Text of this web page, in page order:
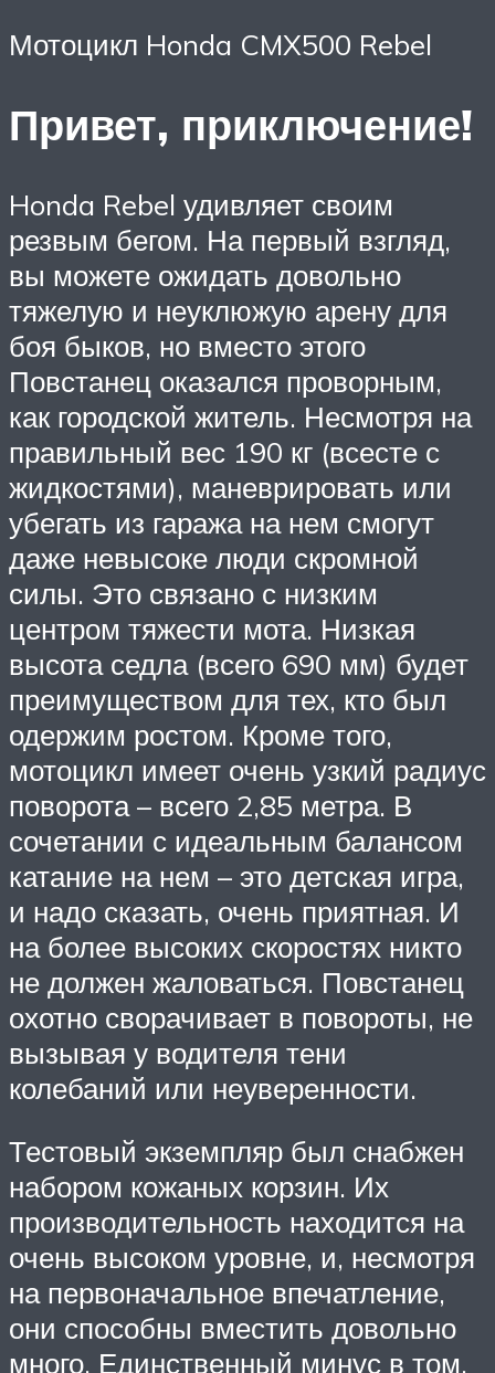
Мотоцикл Honda CMX500 Rebel
Привет, приключение!
Honda Rebel удивляет своим
резвым бегом. На первый взгляд,
вы можете ожидать довольно
тяжелую и неуклюжую арену для
боя быков, но вместо этого
Повстанец оказался проворным,
как городской житель. Несмотря на
правильный вес 190 кг (всесте с
жидкостями), маневрировать или
убегать из гаража на нем смогут
даже невысоке люди скромной
силы. Это связано с низким
центром тяжести мота. Низкая
высота седла (всего 690 мм) будет
преимуществом для тех, кто был
одержим ростом. Кроме того,
мотоцикл имеет очень узкий радиус
поворота – всего 2,85 метра. В
сочетании с идеальным балансом
катание на нем – это детская игра,
и надо сказать, очень приятная. И
на более высоких скоростях никто
не должен жаловаться. Повстанец
охотно сворачивает в повороты, не
вызывая у водителя тени
колебаний или неуверенности.
Тестовый экземпляр был снабжен
набором кожаных корзин. Их
производительность находится на
очень высоком уровне, и, несмотря
на первоначальное впечатление,
они способны вместить довольно
много. Единственный минус в том,